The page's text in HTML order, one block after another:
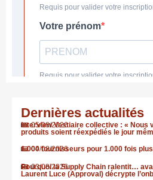
Dernières actualités
05/08/2026
Interview Vestiaire collective : « Nous
produits soient réexpédiés le jour
04/08/2026
1.000 fournisseurs pour 1.000 fois
03/08/2026
Pourquoi la Supply Chain ralentit…
Laurent Luce (Approval) décrypte